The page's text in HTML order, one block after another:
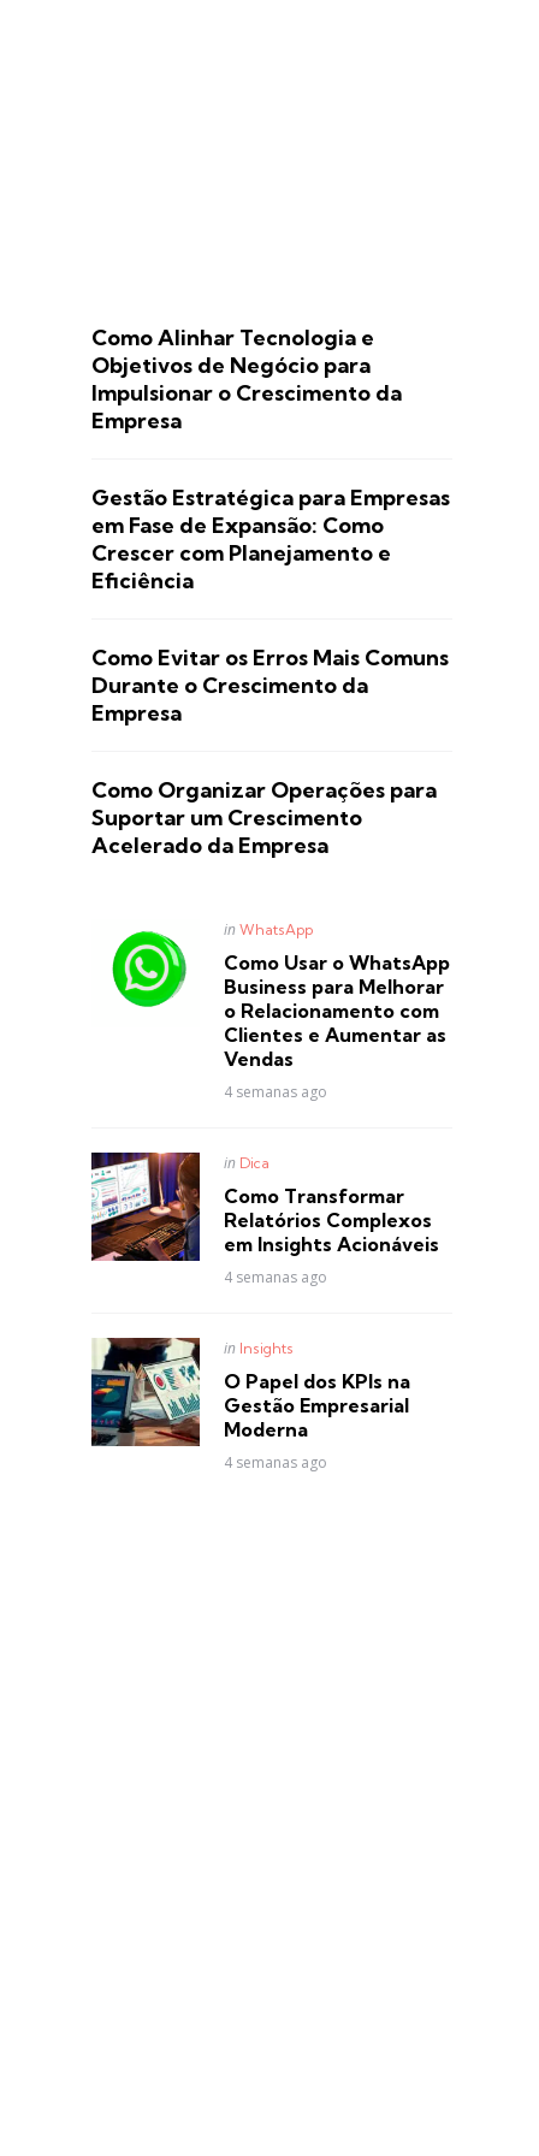
Como Alinhar Tecnologia e
Objetivos de Negócio para
Impulsionar o Crescimento da
Empresa
Gestão Estratégica para Empresas
em Fase de Expansão: Como
Crescer com Planejamento e
Eficiência
Como Evitar os Erros Mais Comuns
Durante o Crescimento da
Empresa
Como Organizar Operações para
Suportar um Crescimento
Acelerado da Empresa
Posted
in WhatsApp
Como Usar o WhatsApp
Business para Melhorar
o Relacionamento com
Clientes e Aumentar as
Vendas
4 semanas ago
Posted
in Dica
Como Transformar
Relatórios Complexos
em Insights Acionáveis
4 semanas ago
Posted
in Insights
O Papel dos KPIs na
Gestão Empresarial
Moderna
4 semanas ago